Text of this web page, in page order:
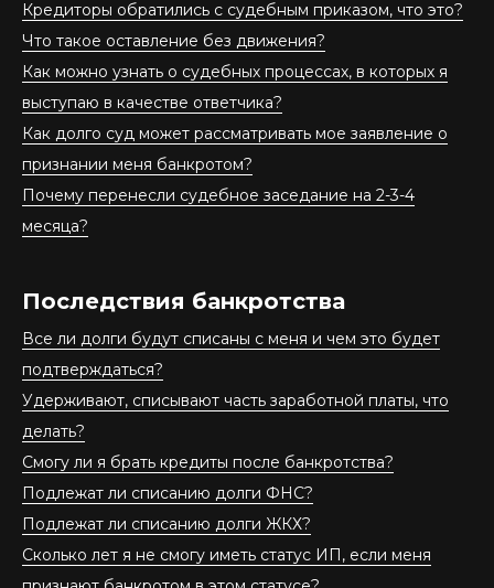
Кредиторы обратились с судебным приказом, что это?
Что такое оставление без движения?
Как можно узнать о судебных процессах, в которых я
выступаю в качестве ответчика?
Как долго суд может рассматривать мое заявление о
признании меня банкротом?
Почему перенесли судебное заседание на 2-3-4
месяца?
Последствия банкротства
Все ли долги будут списаны с меня и чем это будет
подтверждаться?
Удерживают, списывают часть заработной платы, что
делать?
Смогу ли я брать кредиты после банкротства?
Подлежат ли списанию долги ФНС?
Подлежат ли списанию долги ЖКХ?
Сколько лет я не смогу иметь статус ИП, если меня